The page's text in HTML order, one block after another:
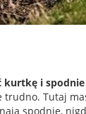
i
Tutaj
spodnie,